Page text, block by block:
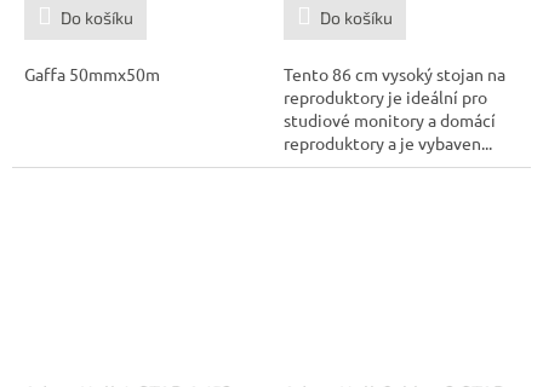
Do košíku
Gaffa 50mmx50m
Do košíku
Tento 86 cm vysoký stojan na
reproduktory je ideální pro
studiové monitory a domácí
reproduktory a je vybaven...